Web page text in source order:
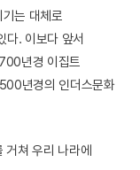
는 대체로
다. 이보다 앞서
년경 이집트
년경의 인더스문화
거쳐 우리 나라에